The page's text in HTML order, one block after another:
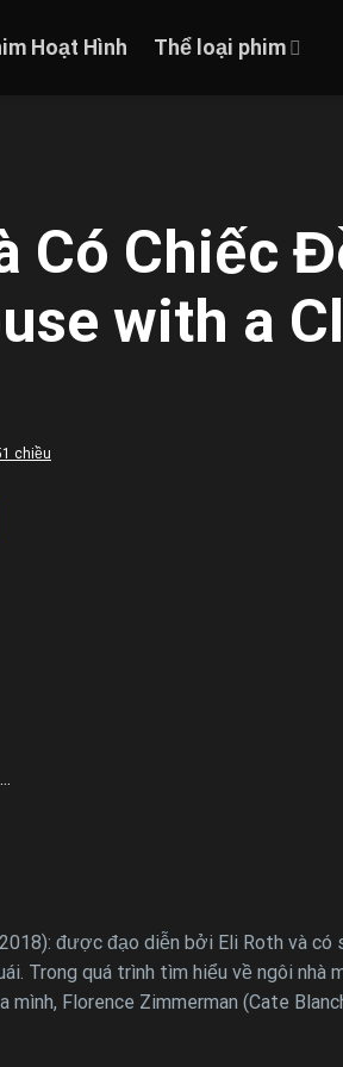
Hoạt Hình Thể loại phim
Có Chiếc
with a
chiều
được đạo diễn bởi Eli Roth và có
Trong quá trình tìm hiểu về ngôi
Florence Zimmerman (Cate